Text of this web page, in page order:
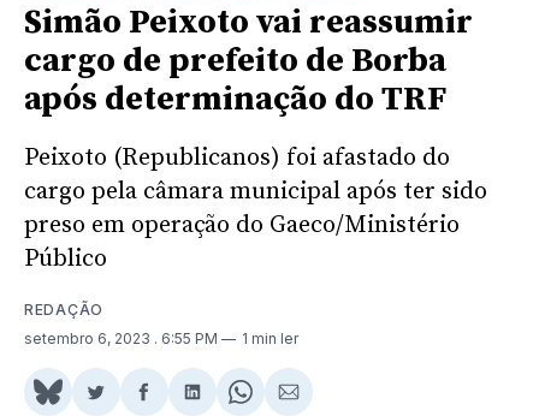
Simão Peixoto vai reassumir
cargo de prefeito de Borba
após determinação do TRF
Peixoto (Republicanos) foi afastado do
cargo pela câmara municipal após ter sido
preso em operação do Gaeco/Ministério
Público
REDAÇÃO
setembro 6, 2023 . 6:55 PM 1 min ler
ShareCompartilhar
Compartilhar
Compartilhar
ShareCompartilhar